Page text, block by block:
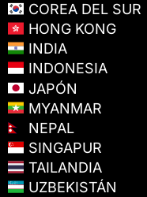
COREA DEL SUR
HONG KONG
INDIA
INDONESIA
JAPÓN
MYANMAR
NEPAL
SINGAPUR
TAILANDIA
UZBEKISTÁN